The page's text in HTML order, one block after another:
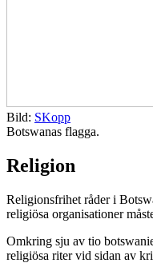
Bild: SKopp
Botswanas flagga.
Religion
Religionsfrihet råder i
religiösa organisationer
Omkring sju av tio
religiösa riter vid sidan av